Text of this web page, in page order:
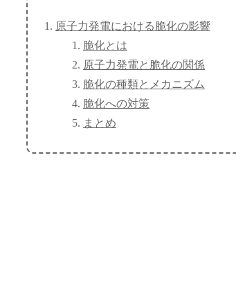
原子力発電における脆化の影響
脆化とは
原子力発電と脆化の関係
脆化の種類とメカニズム
脆化への対策
まとめ